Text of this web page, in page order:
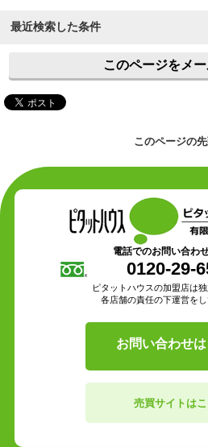
最近検索した条件
このページをメ
このページの
電話でのお問い合わ
0120-29-
ピタットハウスの加盟店は独
各店舗の責任の下運営をし
お問い合わせ
売買サイトは